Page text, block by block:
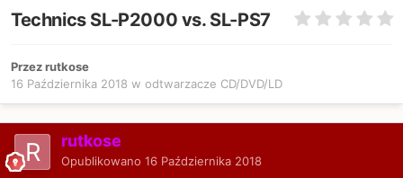
Technics SL-P2000 vs. SL-PS7
Przez rutkose
16 Października 2018 w odtwarzacze CD/DVD/LD
rutkose
Opublikowano 16 Października 2018